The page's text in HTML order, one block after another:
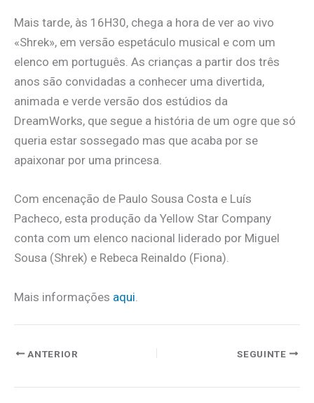
Mais tarde, às 16H30, chega a hora de ver ao vivo
«Shrek», em versão espetáculo musical e com um
elenco em português. As crianças a partir dos três
anos são convidadas a conhecer uma divertida,
animada e verde versão dos estúdios da
DreamWorks, que segue a história de um ogre que só
queria estar sossegado mas que acaba por se
apaixonar por uma princesa.
Com encenação de Paulo Sousa Costa e Luís
Pacheco, esta produção da Yellow Star Company
conta com um elenco nacional liderado por Miguel
Sousa (Shrek) e Rebeca Reinaldo (Fiona).
Mais informações aqui
ANTERIOR SEGUINTE